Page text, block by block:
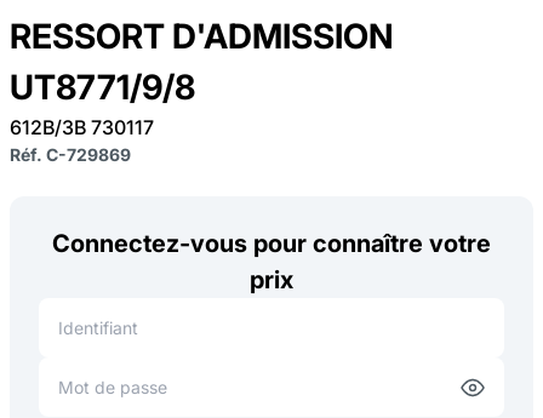
RESSORT D'ADMISSION
UT8771/9/8
612B/3B 730117
Réf. C-729869
Connectez-vous pour connaître votre
prix